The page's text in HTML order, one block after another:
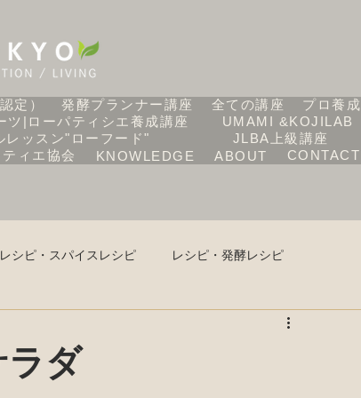
定） 発酵プランナー講座 全ての講座
プロ養成
ツ|ローパティシエ養成講座
UMAMI &KOJILAB
レッスン"ローフード"
JLBA上級講座
ィエ協会 KNOWLEDGE ABOUT CONTACT
レシピ・スパイスレシピ レシピ・発酵レシピ
ラダ